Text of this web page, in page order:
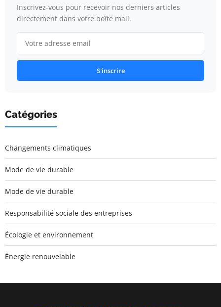
Inscrivez-vous pour recevoir nos derniers articles
directement dans votre boîte mail.
S'inscrire
Catégories
Changements climatiques
Mode de vie durable
Mode de vie durable
Responsabilité sociale des entreprises
Écologie et environnement
Énergie renouvelable